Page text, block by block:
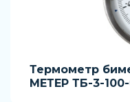
Термометр
МЕТЕР ТБ-3-